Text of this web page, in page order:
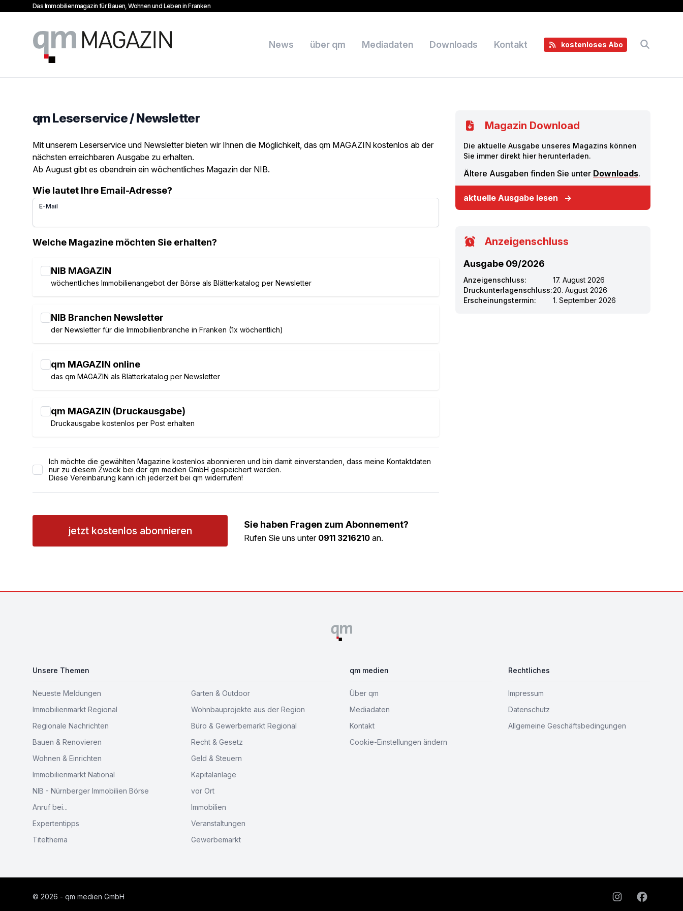
Das Immobilienmagazin für Bauen, Wohnen und Leben in Franken
qm Magazin
News über qm Mediadaten Downloads Kontakt kostenloses Abo
qm Leserservice / Newsletter
Mit unserem Leserservice und Newsletter bieten wir Ihnen die Möglichkeit, das qm MAGAZIN kostenlos ab der
nächsten erreichbaren Ausgabe zu erhalten.
Ab August gibt es obendrein ein wöchentliches Magazin der NIB.
Wie lautet Ihre Email-Adresse?
E-Mail
Welche Magazine möchten Sie erhalten?
NIB MAGAZIN
wöchentliches Immobilienangebot der Börse als Blätterkatalog per Newsletter
NIB Branchen Newsletter
der Newsletter für die Immobilienbranche in Franken (1x wöchentlich)
qm MAGAZIN online
das qm MAGAZIN als Blätterkatalog per Newsletter
qm MAGAZIN (Druckausgabe)
Druckausgabe kostenlos per Post erhalten
Ich möchte die gewählten Magazine kostenlos abonnieren und bin damit einverstanden, dass meine Kontaktdaten
nur zu diesem Zweck bei der qm medien GmbH gespeichert werden.
Diese Vereinbarung kann ich jederzeit bei qm widerrufen!
jetzt kostenlos abonnieren
Sie haben Fragen zum Abonnement?
Rufen Sie uns unter 0911 3216210 an.
Magazin Download
Die aktuelle Ausgabe unseres Magazins können
Sie immer direkt hier herunterladen.
Ältere Ausgaben finden Sie unter Downloads.
aktuelle Ausgabe lesen →
Anzeigenschluss
Ausgabe 09/2026
Anzeigenschluss:
17. August 2026
Druckunterlagenschluss:20. August 2026
Erscheinungstermin:
1. September 2026
Unsere Themen
Neueste Meldungen
Garten & Outdoor
Immobilienmarkt Regional
Wohnbauprojekte aus der Region
Regionale Nachrichten
Büro & Gewerbemarkt Regional
Bauen & Renovieren
Recht & Gesetz
Wohnen & Einrichten
Geld & Steuern
Immobilienmarkt National
Kapitalanlage
NIB - Nürnberger Immobilien Börse
vor Ort
Anruf bei...
Immobilien
Expertentipps
Veranstaltungen
Titelthema
Gewerbemarkt
qm medien
Über qm
Mediadaten
Kontakt
Cookie-Einstellungen ändern
Rechtliches
Impressum
Datenschutz
Allgemeine Geschäftsbedingungen
© 2026 - qm medien GmbH